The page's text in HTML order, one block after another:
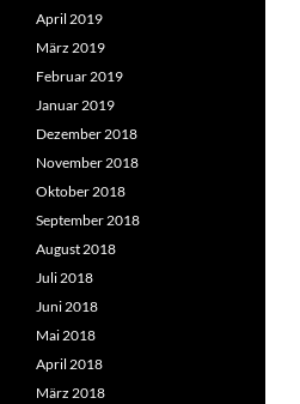
April 2019
März 2019
Februar 2019
Januar 2019
Dezember 2018
November 2018
Oktober 2018
September 2018
August 2018
Juli 2018
Juni 2018
Mai 2018
April 2018
März 2018